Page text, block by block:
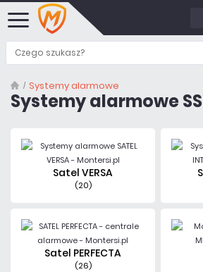
Systemy alarmowe
Systemy alarmowe
Satel VERSA
(20)
Satel PERFECTA
(26)